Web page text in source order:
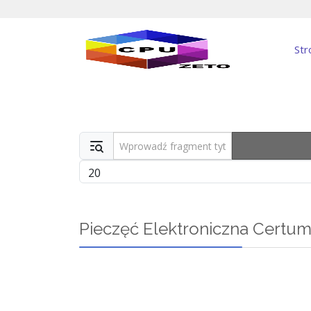
Wprowadź fragment tytułu
Pokaż #
Pieczęć Elektroniczna Certum